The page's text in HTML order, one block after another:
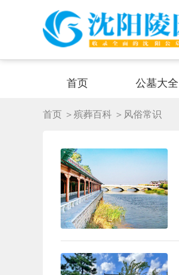
首页 公墓大全
首页 ＞殡葬百科 ＞风俗常识